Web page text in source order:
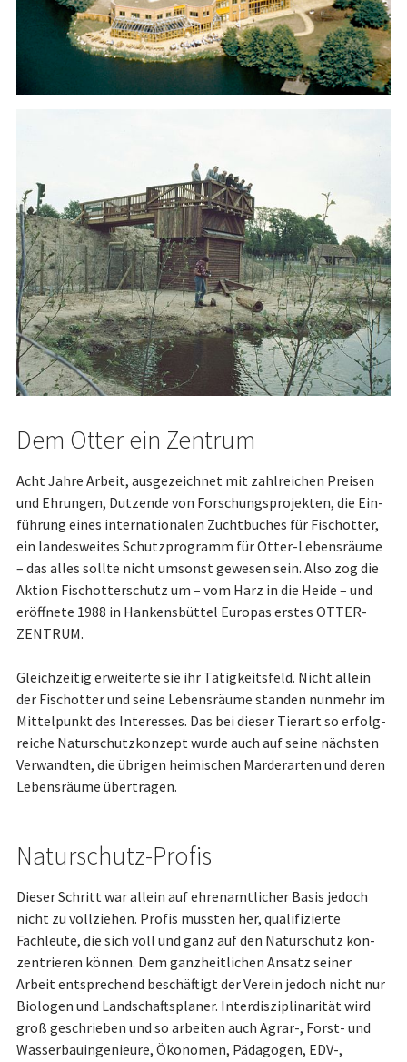
Dem Otter ein Zentrum
Acht Jahre Arbeit, ausgezeichnet mit zahl­reichen Preisen
und Ehrungen, Dut­zende von Forschungsprojekten, die Ein­
füh­rung eines internationalen Zuchtbuches für Fisch­otter,
ein landesweites Schutz­pro­gramm für Otter-Le­bens­räume
– das alles sollte nicht umsonst gewesen sein. Also zog die
Aktion Fisch­ot­terschutz um – vom Harz in die Heide – und
eröffnete 1988 in Hankensbüttel Eu­ro­pas erstes OTTER-
ZENTRUM.
Gleichzeitig erweiterte sie ihr Tätigkeitsfeld. Nicht allein
der Fisch­ot­ter und seine Le­bens­räume standen nunmehr im
Mittelpunkt des Interesses. Das bei dieser Tierart so er­folg­
rei­che Naturschutzkonzept wurde auch auf seine nächsten
Ver­wand­ten, die übrigen heimischen Marderarten und deren
Le­bens­räume übertragen.
Naturschutz-Profis
Dieser Schritt war allein auf ehrenamtlicher Basis jedoch
nicht zu vollziehen. Profis mussten her, qualifizierte
Fachleute, die sich voll und ganz auf den Naturschutz kon­
zen­trie­ren können. Dem ganzheitlichen Ansatz seiner
Arbeit entsprechend beschäftigt der Verein jedoch nicht nur
Biologen und Land­schafts­planer. Interdisziplinarität wird
groß geschrieben und so arbeiten auch Agrar-, Forst- und
Wasserbauingenieure, Öko­no­men, Pädagogen, EDV-,